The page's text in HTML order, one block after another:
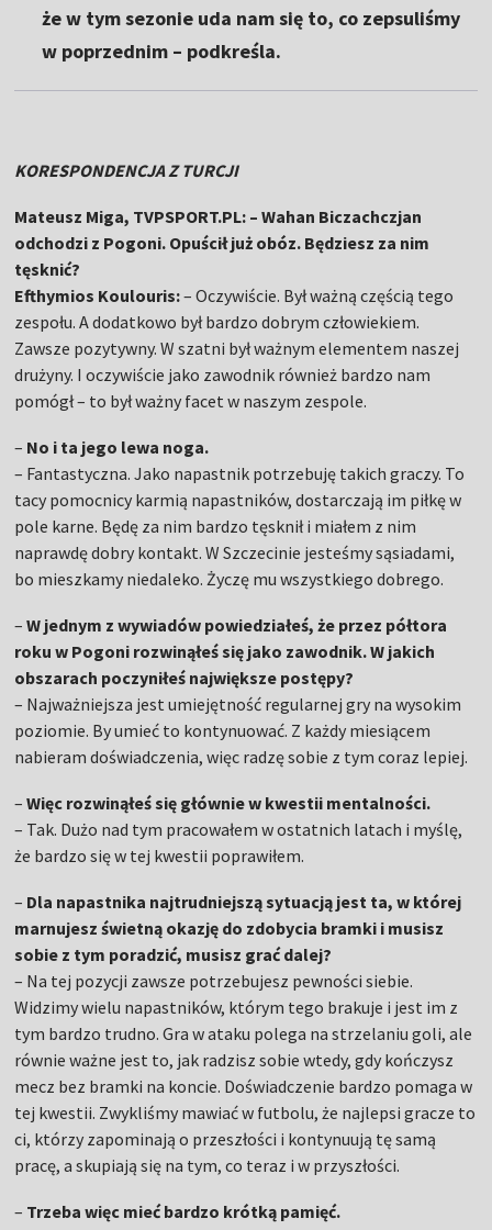
że w tym sezonie uda nam się to, co zepsuliśmy
w poprzednim – podkreśla.
KORESPONDENCJA Z TURCJI
Mateusz Miga, TVPSPORT.PL: – Wahan Biczachczjan
odchodzi z Pogoni. Opuścił już obóz. Będziesz za nim
tęsknić?
Efthymios Koulouris:– Oczywiście. Był ważną częścią tego
zespołu. A dodatkowo był bardzo dobrym człowiekiem.
Zawsze pozytywny. W szatni był ważnym elementem naszej
drużyny. I oczywiście jako zawodnik również bardzo nam
pomógł – to był ważny facet w naszym zespole.
– No i ta jego lewa noga.
– Fantastyczna. Jako napastnik potrzebuję takich graczy. To
tacy pomocnicy karmią napastników, dostarczają im piłkę w
pole karne. Będę za nim bardzo tęsknił i miałem z nim
naprawdę dobry kontakt. W Szczecinie jesteśmy sąsiadami,
bo mieszkamy niedaleko. Życzę mu wszystkiego dobrego.
–W jednym z wywiadów powiedziałeś, że przez półtora
roku w Pogoni rozwinąłeś się jako zawodnik. W jakich
obszarach poczyniłeś największe postępy?
– Najważniejsza jest umiejętność regularnej gry na wysokim
poziomie. By umieć to kontynuować. Z każdy miesiącem
nabieram doświadczenia, więc radzę sobie z tym coraz lepiej.
–Więc rozwinąłeś się głównie w kwestii mentalności.
– Tak. Dużo nad tym pracowałem w ostatnich latach i myślę,
że bardzo się w tej kwestii poprawiłem.
– Dla napastnika najtrudniejszą sytuacją jest ta, w której
marnujesz świetną okazję do zdobycia bramki i musisz
sobie z tym poradzić, musisz grać dalej?
– Na tej pozycji zawsze potrzebujesz pewności siebie.
Widzimy wielu napastników, którym tego brakuje i jest im z
tym bardzo trudno. Gra w ataku polega na strzelaniu goli, ale
równie ważne jest to, jak radzisz sobie wtedy, gdy kończysz
mecz bez bramki na koncie. Doświadczenie bardzo pomaga w
tej kwestii. Zwykliśmy mawiać w futbolu, że najlepsi gracze to
ci, którzy zapominają o przeszłości i kontynuują tę samą
pracę, a skupiają się na tym, co teraz i w przyszłości.
– Trzeba więc mieć bardzo krótką pamięć.